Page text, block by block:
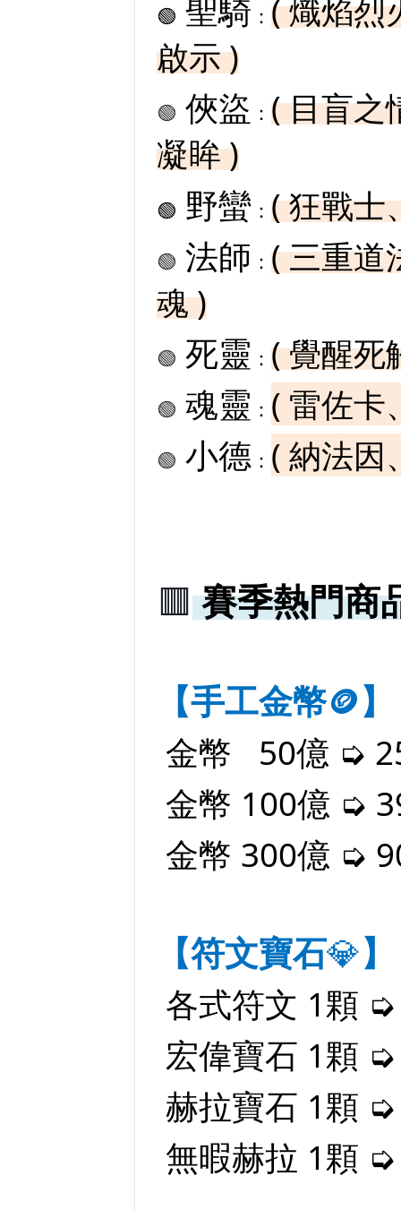
🟢 聖騎 ： ( 熾焰烈
啟示 )
🟢 俠盜 ： ( 目盲之
凝眸 )
🟢 野蠻 ： ( 狂戰士
🟢 法師 ： ( 三重道
魂 )
🟢 死靈 ： ( 覺醒死
🟢 魂靈 ： ( 雷佐卡
🟢 小德 ： ( 納法因
🟥賽季熱門商
【手工金幣🪙】
金幣 50億 ➭
金幣 100億 ➭
金幣 300億 ➭
【符文寶石💎】
各式符文 1顆
宏偉寶石 1顆
赫拉寶石 1顆
無暇赫拉 1顆